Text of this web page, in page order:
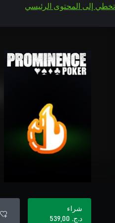
تخطي إلى المحتوى الرئيسي
شراء
د.ج.‏ 539,00